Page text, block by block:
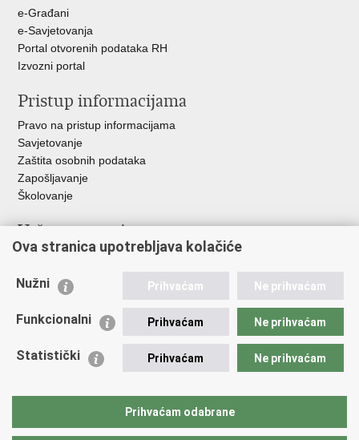
e-Građani
e-Savjetovanja
Portal otvorenih podataka RH
Izvozni portal
Pristup informacijama
Pravo na pristup informacijama
Savjetovanje
Zaštita osobnih podataka
Zapošljavanje
Školovanje
Važne poveznice
Ministarstvo unutarnjih poslova
Udruge
Policijska akademija
Zaklada policijske solidarnosti
Vučetić"
Ova stranica upotrebljava kolačiće
Nužni Prihvaćam Ne prihvaćam
Funkcionalni Prihvaćam Ne prihvaćam
Statistički Prihvaćam Ne prihvaćam
Prihvaćam odabrane